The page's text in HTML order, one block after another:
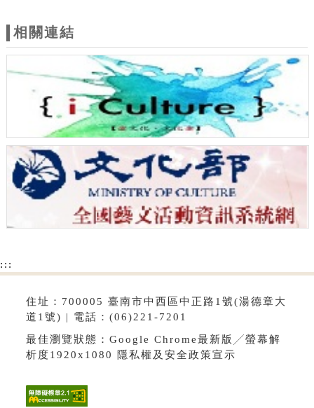
相關連結
:::
住址：700005 臺南市中西區中正路1號(湯德章大
道1號) | 電話：(06)221-7201
最佳瀏覽狀態：Google Chrome最新版╱螢幕解
析度1920x1080 隱私權及安全政策宣示